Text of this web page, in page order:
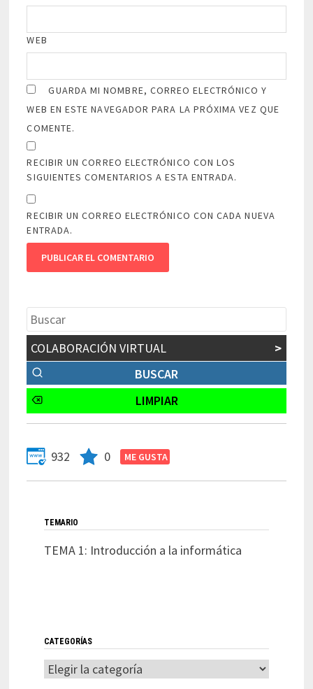
WEB
GUARDA MI NOMBRE, CORREO ELECTRÓNICO Y
WEB EN ESTE NAVEGADOR PARA LA PRÓXIMA VEZ QUE
COMENTE.
RECIBIR UN CORREO ELECTRÓNICO CON LOS
SIGUIENTES COMENTARIOS A ESTA ENTRADA.
RECIBIR UN CORREO ELECTRÓNICO CON CADA NUEVA
ENTRADA.
COLABORACIÓN VIRTUAL >
932 0
TEMARIO
TEMA 1: Introducción a la informática
CATEGORÍAS
Categorías